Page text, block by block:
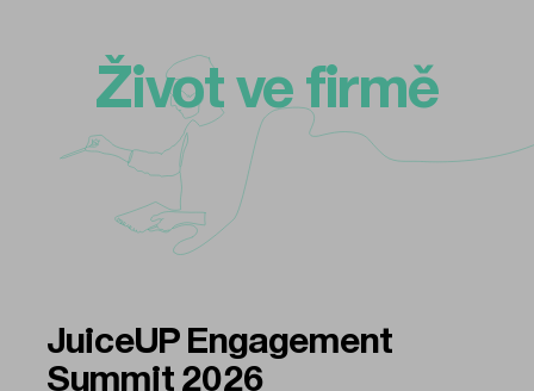
Život ve firmě
JuiceUP Engagement
Summit 2026